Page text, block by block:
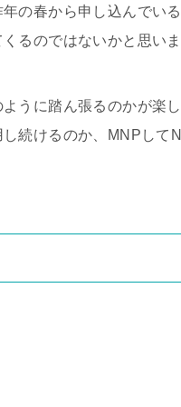
の春から申し込んでい
るのではないかと思いま
うに踏ん張るのかが楽
し続けるのか、MNPし